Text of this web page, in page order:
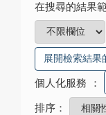
在搜尋的結果
展開檢索結果
個人化服務 ：
排序：